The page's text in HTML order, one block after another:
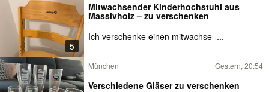
5
Mitwachsender Kinderhochstuhl aus
Massivholz – zu verschenken
Ich verschenke einen mitwachse ...
München Gestern, 20:54
Verschiedene Gläser zu verschenken